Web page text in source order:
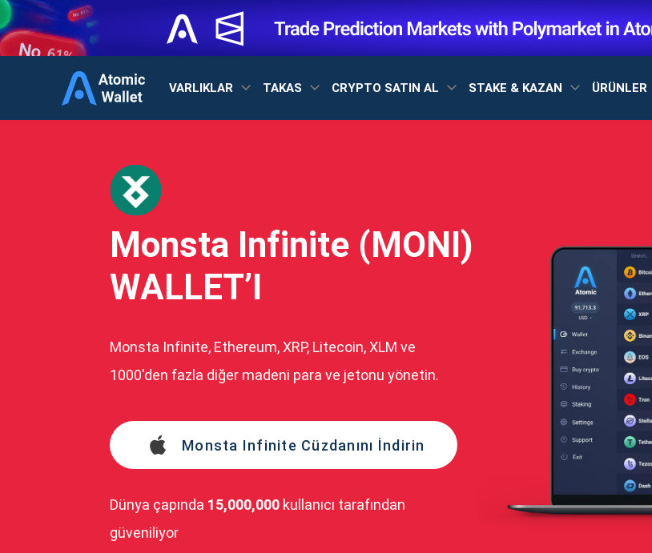
VARLIKLAR TAKAS CRYPTO SATIN AL STAKE & KAZAN ÜRÜNLER
Monsta Infinite (MONI)
WALLET’I
Monsta Infinite, Ethereum, XRP, Litecoin, XLM ve
1000'den fazla diğer madeni para ve jetonu yönetin.
Monsta Infinite Cüzdanını İndirin
Dünya çapında 15,000,000 kullanıcı tarafından
güveniliyor